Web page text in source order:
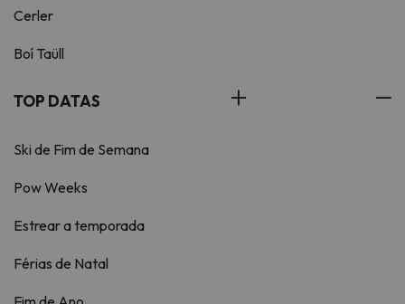
Cerler
Boí Taüll
TOP DATAS
Ski de Fim de Semana
Pow Weeks
Estrear a temporada
Férias de Natal